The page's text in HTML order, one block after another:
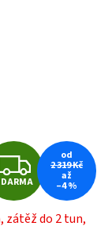
Z
D
A
od
2 319 Kč
až
–4 %
zátěž do 2 tun,